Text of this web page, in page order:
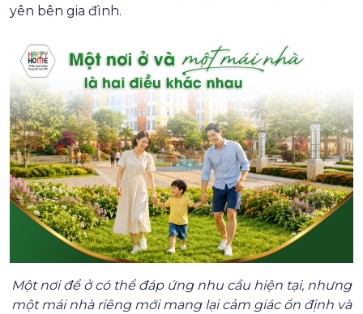
yên bên gia đình.
Một nơi để ở có thể đáp ứng nhu cầu hiện tại, nhưng
một mái nhà riêng mới mang lại cảm giác ổn định và